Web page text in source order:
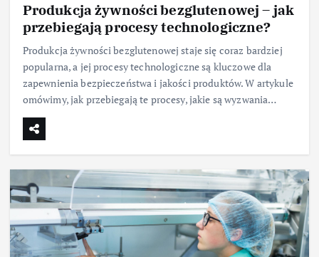
Produkcja żywności bezglutenowej – jak
przebiegają procesy technologiczne?
Produkcja żywności bezglutenowej staje się coraz bardziej
popularna, a jej procesy technologiczne są kluczowe dla
zapewnienia bezpieczeństwa i jakości produktów. W artykule
omówimy, jak przebiegają te procesy, jakie są wyzwania…